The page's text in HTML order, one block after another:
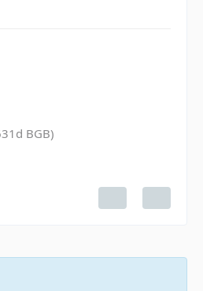
BGB)